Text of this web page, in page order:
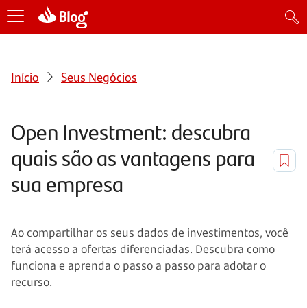
Início Seus Negócios
Open Investment: descubra
quais são as vantagens para
sua empresa
Ao compartilhar os seus dados de investimentos, você
terá acesso a ofertas diferenciadas. Descubra como
funciona e aprenda o passo a passo para adotar o
recurso.